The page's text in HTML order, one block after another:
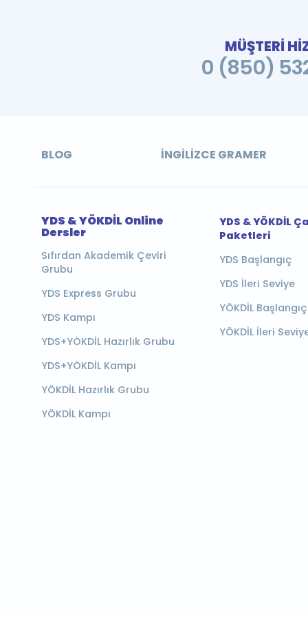
MÜŞTERİ
0 (850)
BLOG İNGILIZCE GRAMER
YDS & YÖKDİL Online
Dersler
Sıfırdan Akademik Çeviri
Grubu
YDS Express Grubu
YDS Kampı
YDS+YÖKDİL Hazırlık Grubu
YDS+YÖKDİL Kampı
YÖKDİL Hazırlık Grubu
YÖKDİL Kampı
YDS & YÖKDİL
Paketleri
YDS Başlangıç
YDS İleri Seviye
YÖKDİL Başlangıç
YÖKDİL İleri